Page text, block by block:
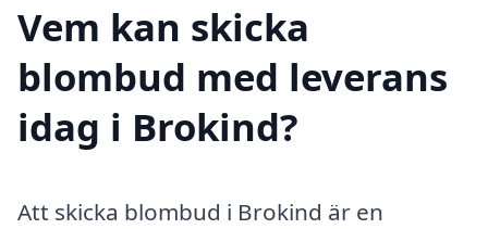
Vem kan skicka
blombud med leverans
idag i Brokind?
Att skicka blombud i Brokind är en